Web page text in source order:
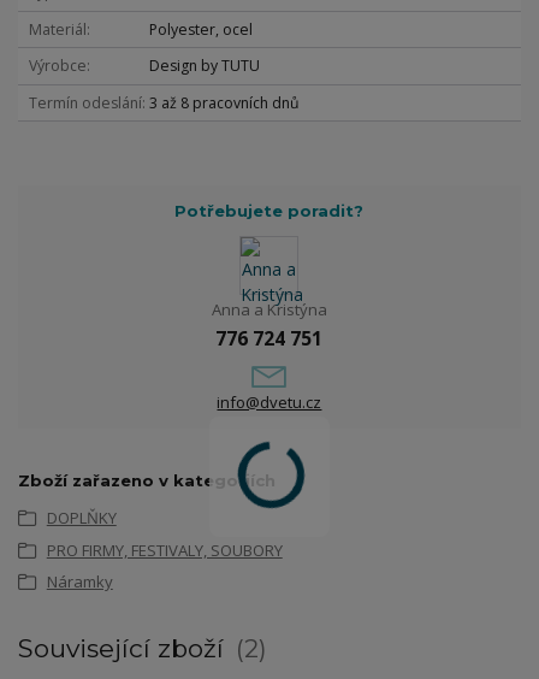
Materiál
Polyester, ocel
Výrobce
Design by TUTU
Termín odeslání 3 až 8 pracovních dnů
Potřebujete poradit?
Anna a Kristýna
776 724 751
info@dvetu.cz
Zboží zařazeno v kategoriích
DOPLŇKY
PRO FIRMY, FESTIVALY, SOUBORY
Náramky
Související zboží 2